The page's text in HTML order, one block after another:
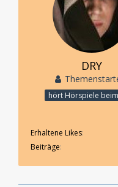
DRY
Erhaltene Likes
Beiträge